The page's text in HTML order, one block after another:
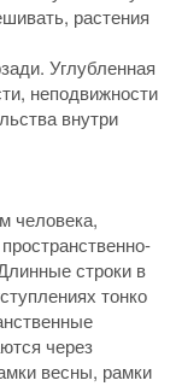
растения
Углубленная
неподвижности
внутри
человека,
строки в
тонко
через
весны, рамки